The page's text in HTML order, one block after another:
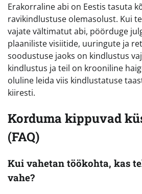
Erakorraline abi on Eestis tasuta
ravikindlustuse olemasolust. Kui
vajate vältimatut abi, pöörduge
plaaniliste visiitide, uuringute ja
soodustuse jaoks on kindlustus
kindlustus ja teil on krooniline
oluline leida viis kindlustatuse
kiiresti.
Korduma kippuvad
(FAQ)
Kui vahetan töökohta, kas
vahe?